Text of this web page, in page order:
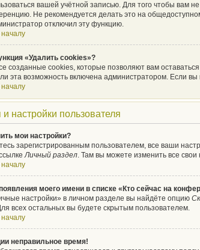
вашей учётной записью. Для того чтобы вам
Не рекомендуется делать это на
отключил эту функцию.
началу
«Удалить cookies»?
созданные cookies, которые позволяют вам
эта возможность включена администратором. Если
началу
настройки пользователя
мои настройки?
зарегистрированным пользователем, все ваши
Личный раздел. Там вы можете изменить все
началу
моего имени в списке «Кто сейчас на
настройки» в личном разделе вы найдёте опцию
всех остальных вы будете скрытым пользователем.
началу
неправильное время!